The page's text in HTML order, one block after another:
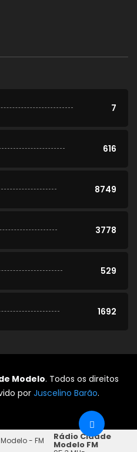
Rádio Cidade
Modelo FM
7
616
8749
3778
529
1692
Modelo. Todos os direitos
por Juscelino Barão.